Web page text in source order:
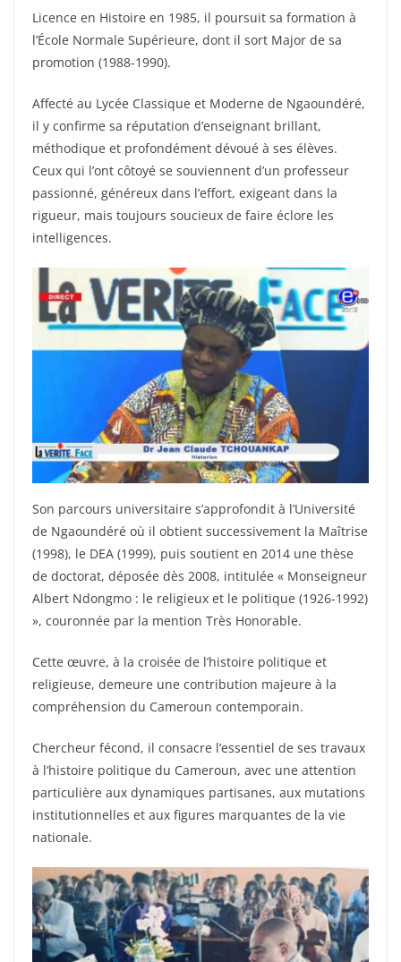
Licence en Histoire en 1985, il poursuit sa formation à
l’École Normale Supérieure, dont il sort Major de sa
promotion (1988-1990).
Affecté au Lycée Classique et Moderne de Ngaoundéré,
il y confirme sa réputation d’enseignant brillant,
méthodique et profondément dévoué à ses élèves.
Ceux qui l’ont côtoyé se souviennent d’un professeur
passionné, généreux dans l’effort, exigeant dans la
rigueur, mais toujours soucieux de faire éclore les
intelligences.
Son parcours universitaire s’approfondit à l’Université
de Ngaoundéré où il obtient successivement la Maîtrise
(1998), le DEA (1999), puis soutient en 2014 une thèse
de doctorat, déposée dès 2008, intitulée « Monseigneur
Albert Ndongmo : le religieux et le politique (1926-1992)
», couronnée par la mention Très Honorable.
Cette œuvre, à la croisée de l’histoire politique et
religieuse, demeure une contribution majeure à la
compréhension du Cameroun contemporain.
Chercheur fécond, il consacre l’essentiel de ses travaux
à l’histoire politique du Cameroun, avec une attention
particulière aux dynamiques partisanes, aux mutations
institutionnelles et aux figures marquantes de la vie
nationale.